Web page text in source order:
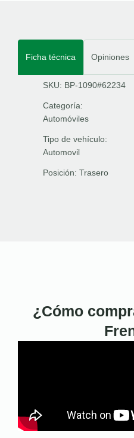
Ficha técnica Opiniones
SKU: BP-1090#62234
Categoría:
Automóviles
Tipo de vehículo:
Automovil
Posición: Trasero
¿Cómo